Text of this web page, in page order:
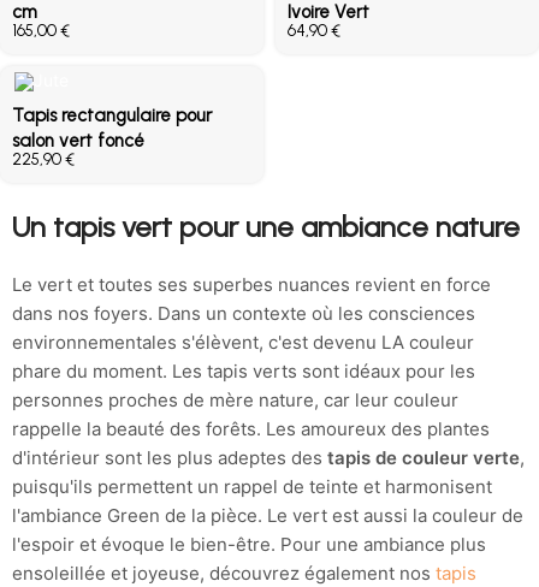
cm
€
Ivoire Vert
€
Tapis rectangulaire pour
salon vert foncé
€
Un tapis vert pour une ambiance nature
Le vert et toutes ses superbes nuances revient en force
dans nos foyers. Dans un contexte où les consciences
environnementales s'élèvent, c'est devenu LA couleur
phare du moment. Les tapis verts sont idéaux pour les
personnes proches de mère nature, car leur couleur
rappelle la beauté des forêts. Les amoureux des plantes
d'intérieur sont les plus adeptes des tapis de couleur verte,
puisqu'ils permettent un rappel de teinte et harmonisent
l'ambiance Green de la pièce. Le vert est aussi la couleur de
l'espoir et évoque le bien-être. Pour une ambiance plus
ensoleillée et joyeuse, découvrez également nos tapis